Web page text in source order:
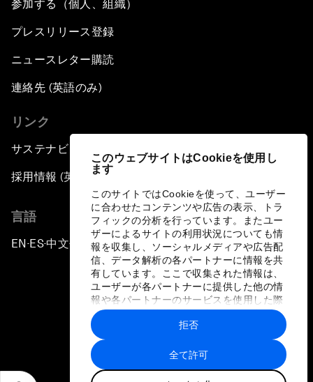
このウェブサイトはCookieを使用し
ます
このサイトではCookieを使って、ユーザー
に合わせたコンテンツや広告の表示、トラ
フィックの分析を行っています。またユー
ザーによるサイトの利用状況についても情
報を収集し、ソーシャルメディアや広告配
信、データ解析の各パートナーに情報を共
有しています。ここで収集された情報は、
ユーザーが各パートナーに提供した他の情
報や各パートナーのサービスを使用した際
に収集された情報と組み合わされ、各パー
トナーによって使用されることがありま
す。
全て許可
拒否
参加する（個人、組織）
プレスリリース登録
ニュースレター購読
連絡先 (英語のみ)
リンク
サステナビリティへの取り組み
採用情報 (英語のみ)
言語
EN ▪ES▪中文▪ 日本語
プライバシーポリシーと利用規約
サイトマップ